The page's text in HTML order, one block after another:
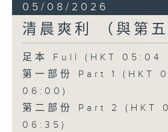
05/08/2026
清晨爽利 （與第五
足本 Full (HKT 05:04
第一部份 Part 1 (HKT
06:00)
第二部份 Part 2 (HKT
06:35)